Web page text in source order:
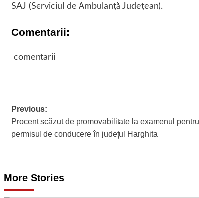
SAJ (Serviciul de Ambulanță Județean).
Comentarii:
comentarii
Post
navigation
Previous:
Procent scăzut de promovabilitate la examenul pentru
permisul de conducere în judeţul Harghita
More Stories